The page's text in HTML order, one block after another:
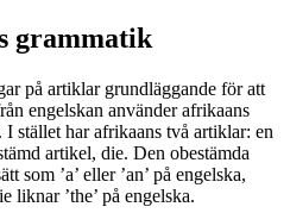
grammatik
på artiklar grundläggande för att
engelskan använder afrikaans
stället har afrikaans två artiklar: en
artikel, die. Den obestämda
som ’a’ eller ’an’ på engelska,
liknar ’the’ på engelska.